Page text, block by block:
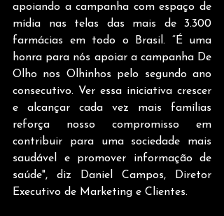
apoiando a campanha com espaço de
mídia nas telas das mais de 3.300
farmácias em todo o Brasil. “É uma
honra para nós apoiar a campanha De
Olho nos Olhinhos pelo segundo ano
consecutivo. Ver essa iniciativa crescer
e alcançar cada vez mais famílias
reforça nosso compromisso em
contribuir para uma sociedade mais
saudável e promover informação de
saúde", diz Daniel Campos, Diretor
Executivo de Marketing e Clientes.